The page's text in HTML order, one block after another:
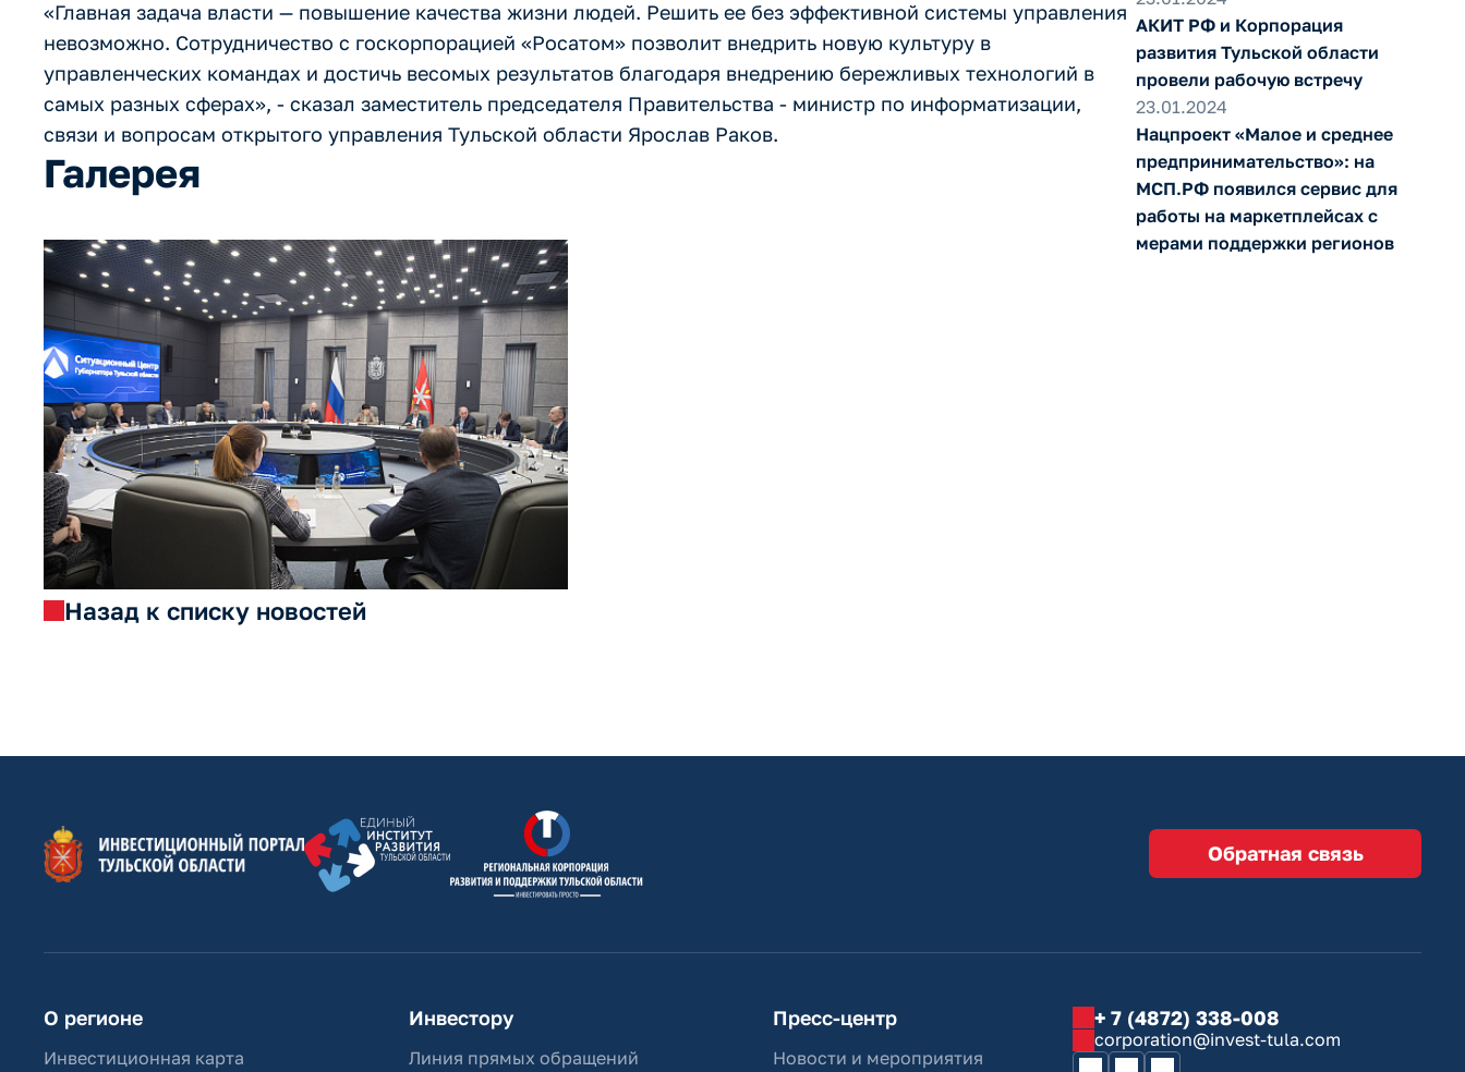
«Главная задача власти — повышение качества жизни людей. Решить ее без эффективной системы управления
невозможно. Сотрудничество с госкорпорацией «Росатом» позволит внедрить новую культуру в
управленческих командах и достичь весомых результатов благодаря внедрению бережливых технологий в
самых разных сферах», - сказал заместитель председателя Правительства - министр по информатизации,
связи и вопросам открытого управления Тульской области Ярослав Раков.
Галерея
Назад к списку новостей
АКИТ РФ и Корпорация
развития Тульской области
провели рабочую встречу
23.01.2024
Нацпроект «Малое и среднее
предпринимательство»: на
МСП.РФ появился сервис для
работы на маркетплейсах с
мерами поддержки регионов
Обратная связь
О регионе
Инвестиционная карта
Инвестору
Линия прямых обращений
Пресс-центр
Новости и мероприятия
+ 7 (4872) 338-008
corporation@invest-tula.com